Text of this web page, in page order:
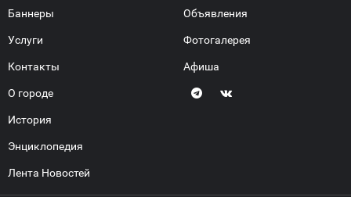
Баннеры
Услуги
Контакты
О городе
История
Энциклопедия
Лента Новостей
Объявления
Фотогалерея
Афиша